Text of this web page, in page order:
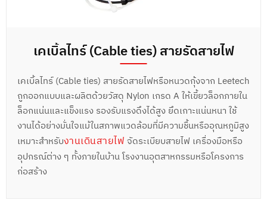
เคเบิ้ลไทร์ (Cable ties) สายรัดสายไฟ
เคเบิ้ลไทร์ (Cable ties) สายรัดสายไฟหรือหนวดกุ้งจาก Leetech
ถูกออกแบบและผลิตด้วยวัสดุ Nylon เกรด A ให้เขี้ยวล็อกภายใน
ล็อกแน่นและแข็งแรง รองรับแรงดึงได้สูง ยึดเกาะแน่นหนา ใช้
งานได้อย่างมั่นใจแม้ในสภาพแวดล้อมที่มีความชื้นหรืออุณหภูมิสูง
เหมาะสำหรับงานเดินสายไฟ จัดระเบียบสายไฟ เครื่องมือหรือ
อุปกรณ์ต่าง ๆ ทั้งภายในบ้าน โรงงานอุตสาหกรรมหรือโครงการ
ก่อสร้าง